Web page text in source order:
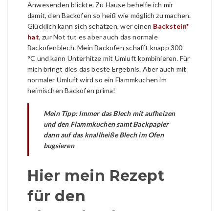
Anwesenden blickte. Zu Hause behelfe ich mir
damit, den Backofen so heiß wie möglich zu machen.
Glücklich kann sich schätzen, wer einen Backstein*
hat, zur Not tut es aber auch das normale
Backofenblech. Mein Backofen schafft knapp 300
°C und kann Unterhitze mit Umluft kombinieren. Für
mich bringt dies das beste Ergebnis. Aber auch mit
normaler Umluft wird so ein Flammkuchen im
heimischen Backofen prima!
Mein Tipp: Immer das Blech mit aufheizen
und den Flammkuchen samt Backpapier
dann auf das knallheiße Blech im Ofen
bugsieren
Hier mein Rezept
für den